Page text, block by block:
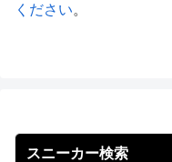
ください。
スニーカー検索